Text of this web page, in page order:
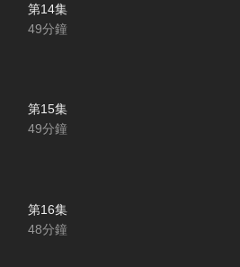
第14集
49分鐘
第15集
49分鐘
第16集
48分鐘